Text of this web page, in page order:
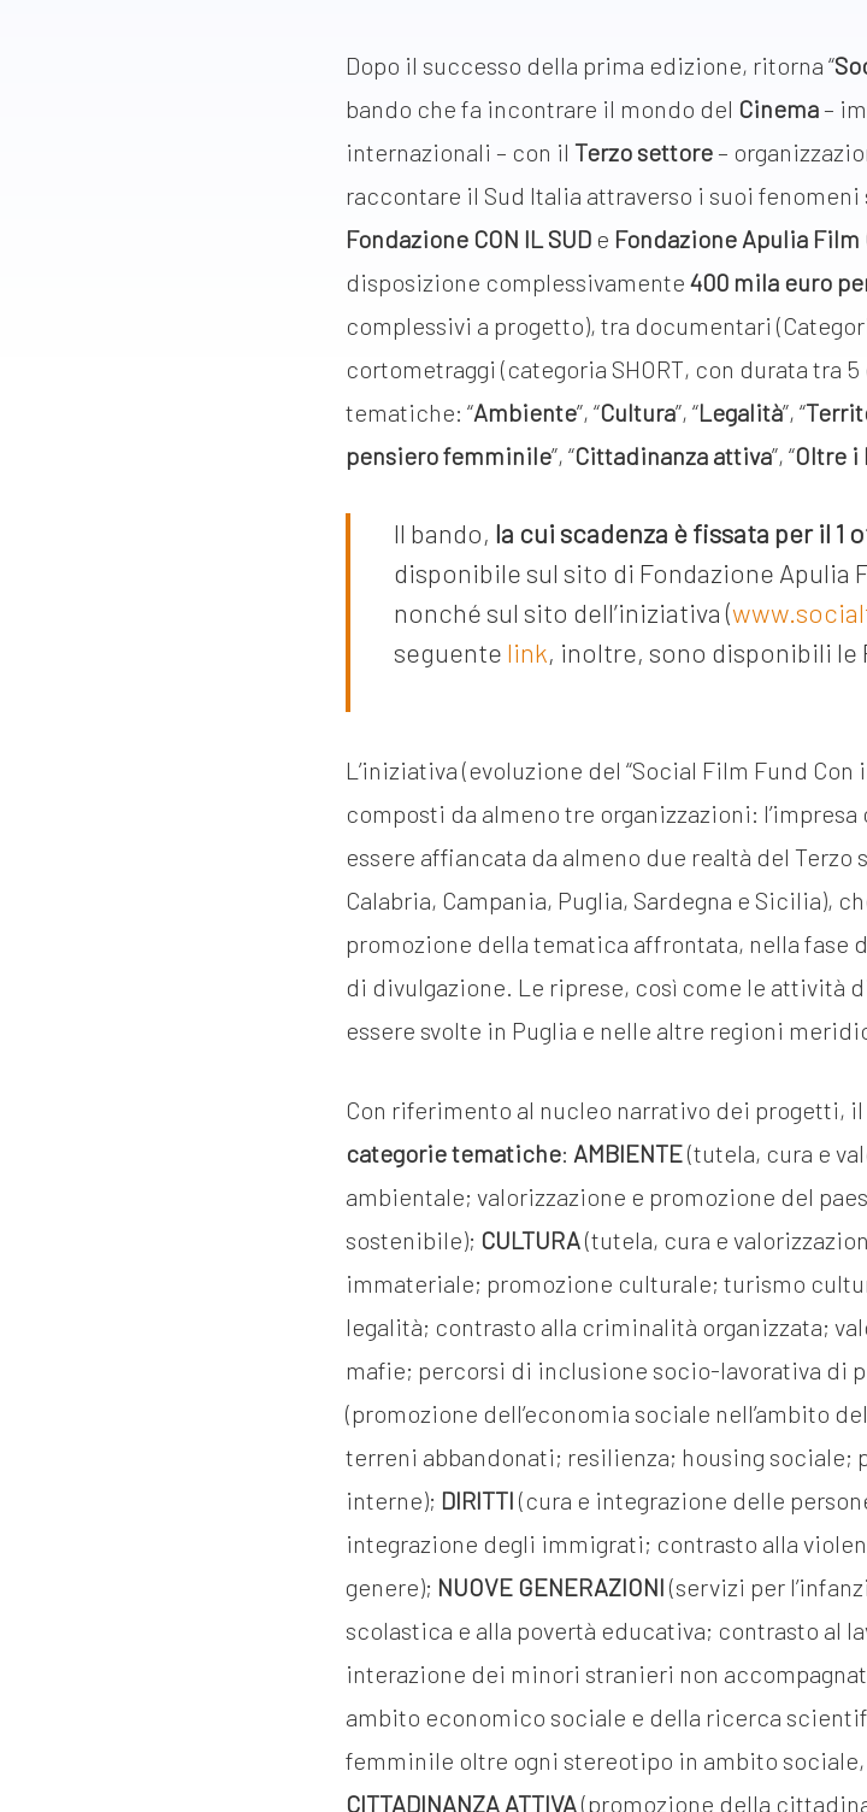
Dopo il successo della prima edizione, ritorna “
bando che fa incontrare il mondo del Cinema –
internazionali – con ilTerzo settore –
raccontare il Sud Italia attraverso i suoi fenomeni
Fondazione CON IL SUD e Fondazione Apulia
disposizione complessivamente400 mila euro
complessivi a progetto), tra documentari
cortometraggi (categoria SHORT, con durata tra
tematiche: “Ambiente”, “Cultura”, “Legalità”, “
pensiero femminile”, “Cittadinanza attiva”, “Oltre i
Il bando, la cui scadenza è fissata per il 1
disponibile sul sito di Fondazione Apulia
nonché sul sito dell’iniziativa (
seguente link, inoltre, sono disponibili le
L’iniziativa (evoluzione del “Social Film Fund Con
composti da almeno tre organizzazioni:
essere affiancata da almeno due realtà del
Calabria, Campania, Puglia, Sardegna e Sicilia),
promozione della tematica affrontata, nella fase
di divulgazione. Le riprese, così come le attività
essere svolte in Puglia e nelle altre regioni
Con riferimento al nucleo narrativo dei progetti,
categorie tematiche: AMBIENTE(tutela, cura e
ambientale; valorizzazione e promozione del
sostenibile); CULTURA(tutela, cura e
immateriale; promozione culturale; turismo
legalità; contrasto alla criminalità organizzata;
mafie; percorsi di inclusione socio-lavorativa di
(promozione dell’economia sociale nell’ambito
terreni abbandonati; resilienza; housing sociale;
interne); DIRITTI(cura e integrazione delle
integrazione degli immigrati; contrasto alla
genere); NUOVE GENERAZIONI (servizi per
scolastica e alla povertà educativa; contrasto al
interazione dei minori stranieri non
ambito economico sociale e della ricerca
femminile oltre ogni stereotipo in ambito
CITTADINANZA ATTIVA(promozione della